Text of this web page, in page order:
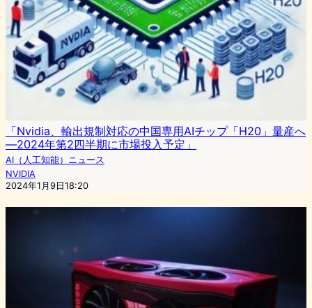
「Nvidia、輸出規制対応の中国専用AIチップ「H20」量産へ
―2024年第2四半期に市場投入予定」
AI（人工知能）ニュース
NVIDIA
2024年1月9日18:20